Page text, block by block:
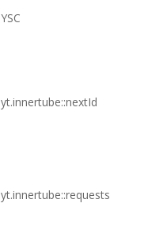
YSC
yt.innertube::nextId
yt.innertube::requests